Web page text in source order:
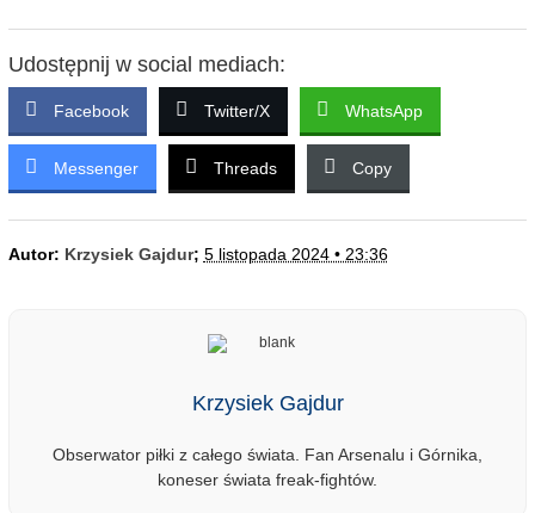
Udostępnij w social mediach:
Facebook Twitter/X WhatsApp
Messenger Threads Copy
Autor: Krzysiek Gajdur; 5 listopada 2024 • 23:36
Krzysiek Gajdur
Obserwator piłki z całego świata. Fan Arsenalu i Górnika,
koneser świata freak-fightów.